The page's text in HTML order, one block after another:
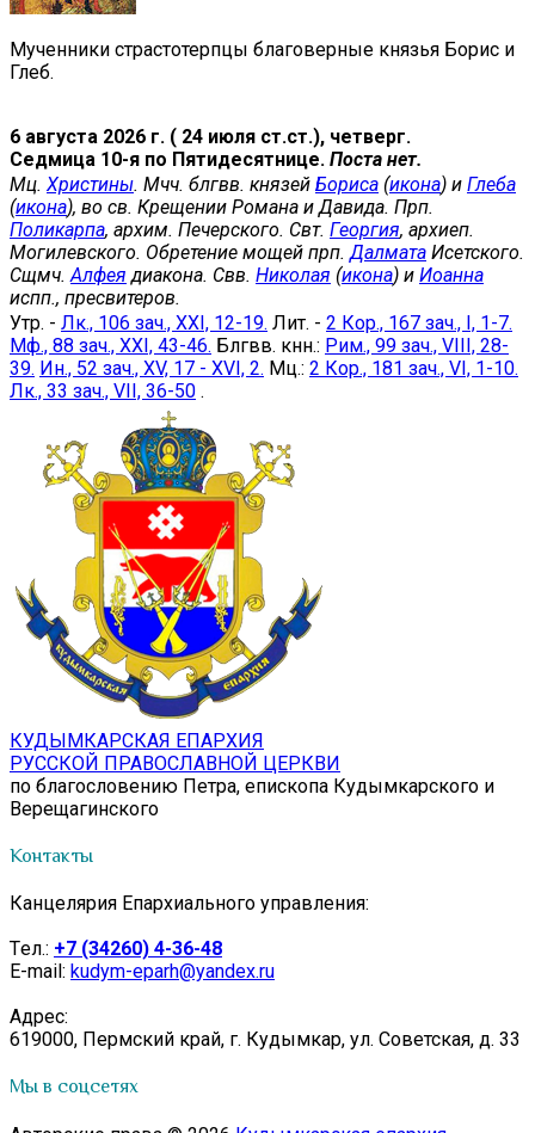
Мученники страстотерпцы благоверные князья Борис и
Глеб.
6 августа 2026 г. ( 24 июля ст.ст.), четверг.
Седмица 10-я по Пятидесятнице. Поста нет.
Мц. Христины. Мчч. блгвв. князей Бориса (икона) и Глеба
(икона), во св. Крещении Романа и Давида. Прп.
Поликарпа, архим. Печерского. Свт. Георгия, архиеп.
Могилевского. Обретение мощей прп. Далмата Исетского.
Сщмч. Алфея диакона. Свв. Николая (икона) и Иоанна
испп., пресвитеров.
Утр. - Лк., 106 зач., XXI, 12-19. Лит. - 2 Кор., 167 зач., I, 1-7.
Мф., 88 зач., XXI, 43-46. Блгвв. кнн.: Рим., 99 зач., VIII, 28-
39. Ин., 52 зач., XV, 17 - XVI, 2. Мц.: 2 Кор., 181 зач., VI, 1-10.
Лк., 33 зач., VII, 36-50 .
КУДЫМКАРСКАЯ ЕПАРХИЯ
РУССКОЙ ПРАВОСЛАВНОЙ ЦЕРКВИ
по благословению Петра, епископа Кудымкарского и
Верещагинского
Контакты
Канцелярия Епархиального управления:
Tел.: +7 (34260) 4-36-48
E-mail: kudym-eparh@yandex.ru
Адрес:
619000, Пермский край, г. Кудымкар, ул. Советская, д. 33
Мы в соцсетях